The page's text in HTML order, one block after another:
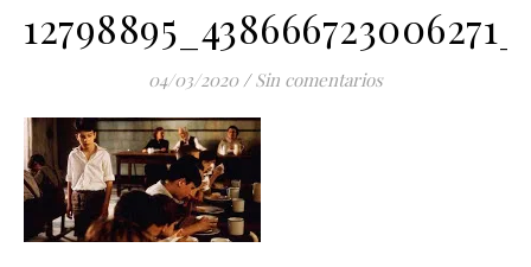
04/03/2020 / Sin comentarios